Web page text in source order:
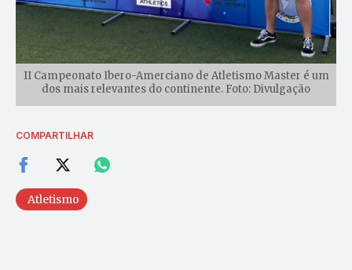
II Campeonato Ibero-Amerciano de Atletismo Master é um
dos mais relevantes do continente. Foto: Divulgação
COMPARTILHAR
Atletismo